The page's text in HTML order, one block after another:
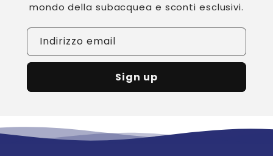
mondo della subacquea e sconti esclusivi.
Indirizzo email
Sign up